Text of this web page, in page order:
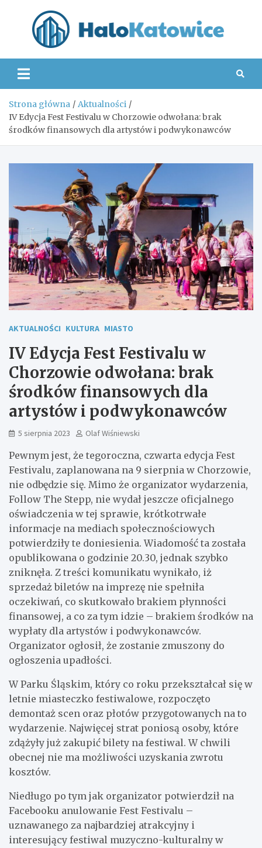
Strona główna
Aktualności
IV Edycja Fest Festivalu w Chorzowie odwołana: brak
środków finansowych dla artystów i podwykonawców
AKTUALNOŚCI KULTURA MIASTO
IV Edycja Fest Festivalu w
Chorzowie odwołana: brak
środków finansowych dla
artystów i podwykonawców
5 sierpnia 2023 Olaf Wiśniewski
Pewnym jest, że tegoroczna, czwarta edycja Fest
Festivalu, zaplanowana na 9 sierpnia w Chorzowie,
nie odbędzie się. Mimo że organizator wydarzenia,
Follow The Stepp, nie wydał jeszcze oficjalnego
oświadczenia w tej sprawie, krótkotrwałe
informacje na mediach społecznościowych
potwierdziły te doniesienia. Wiadomość ta została
opublikowana o godzinie 20.30, jednak szybko
zniknęła. Z treści komunikatu wynikało, iż
sprzedaż biletów na imprezę nie spełniła
oczekiwań, co skutkowało brakiem płynności
finansowej, a co za tym idzie – brakiem środków na
wypłaty dla artystów i podwykonawców.
Organizator ogłosił, że zostanie zmuszony do
ogłoszenia upadłości.
W Parku Śląskim, który co roku przekształcał się w
letnie miasteczko festiwalowe, rozpoczęto
demontaż scen oraz płotów przygotowanych na to
wydarzenie. Najwięcej strat poniosą osoby, które
zdążyły już zakupić bilety na festiwal. W chwili
obecnej nie ma możliwości uzyskania zwrotu
kosztów.
Niedługo po tym jak organizator potwierdził na
Facebooku anulowanie Fest Festivalu –
uznawanego za najbardziej atrakcyjny i
interesujący festiwal muzyczno-kulturalny w